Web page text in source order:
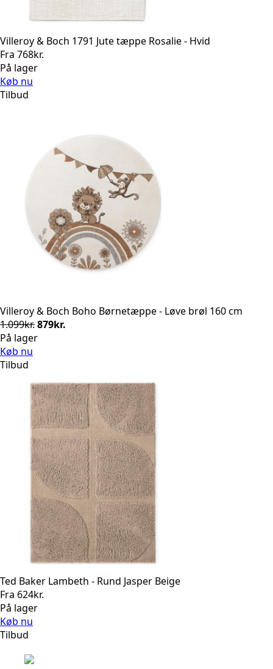
Villeroy & Boch 1791 Jute tæppe Rosalie - Hvid
Fra 768kr.
På lager
Køb nu
Tilbud
Villeroy & Boch Boho Børnetæppe - Løve brøl 160 cm
1.099kr.Den
oprindelige
879kr.
På lager
Køb nu
Tilbud
Ted Baker Lambeth - Rund Jasper Beige
Fra 624kr.
På lager
Køb nu
Tilbud